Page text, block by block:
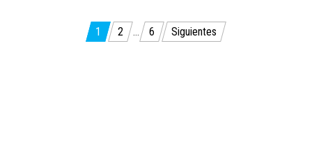
Paginación
1 2 … 6 Siguientes